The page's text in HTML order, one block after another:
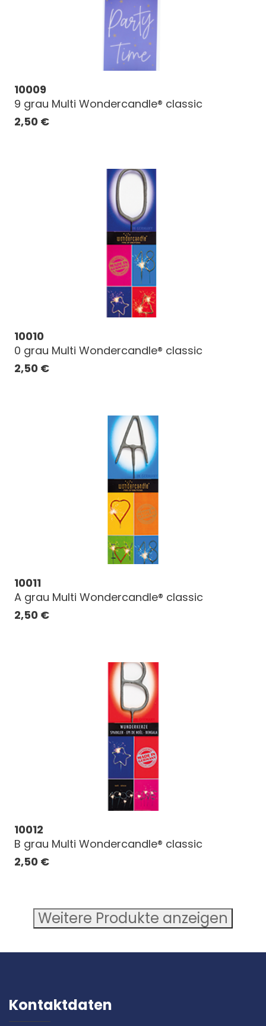
10009
9 grau Multi Wondercandle® classic
2,50 €
10010
0 grau Multi Wondercandle® classic
2,50 €
10011
A grau Multi Wondercandle® classic
2,50 €
10012
B grau Multi Wondercandle® classic
2,50 €
Weitere Produkte anzeigen
Kontaktdaten